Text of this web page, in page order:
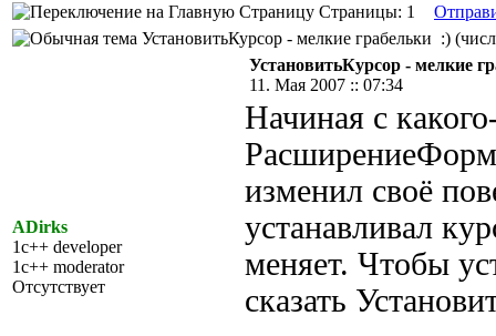
Страницы: 1
УстановитьКурсор - мелкие грабельки :)
ADirks
1c++ developer
1c++ moderator
Отсутствует
УстановитьКурсор - мелкие
11. Мая 2007 :: 07:34
Начиная с
изменил своё
устанавливал
меняет. Чтобы
сказать